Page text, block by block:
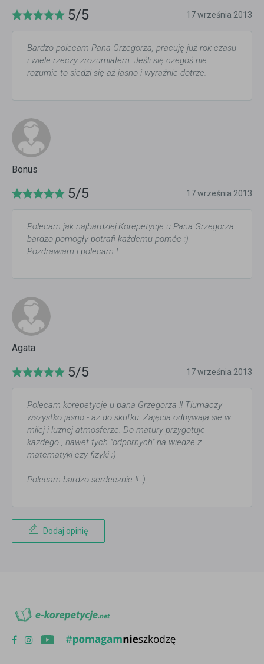
5/5 17 września 2013
Bardzo polecam Pana Grzegorza, pracuję już rok czasu
i wiele rzeczy zrozumiałem. Jeśli się czegoś nie
rozumie to siedzi się aż jasno i wyraźnie dotrze.
Bonus
5/5 17 września 2013
Polecam jak najbardziej.Korepetycje u Pana Grzegorza
bardzo pomogły potrafi każdemu pomóc :)
Pozdrawiam i polecam !
Agata
5/5 17 września 2013
Polecam korepetycje u pana Grzegorza !! Tlumaczy
wszystko jasno - az do skutku. Zajęcia odbywaja sie w
milej i luznej atmosferze. Do matury przygotuje
kazdego , nawet tych "odpornych" na wiedze z
matematyki czy fizyki ;)
Polecam bardzo serdecznie !! :)
Dodaj opinię